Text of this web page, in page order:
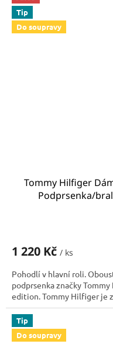
Tip
Do soupravy
Tommy Hilfiger
Podprsenka/
1 220 Kč / ks
Pohodlí v hlavní roli.
podprsenka značky
edition. Tommy Hilfiger je
Tip
Do soupravy